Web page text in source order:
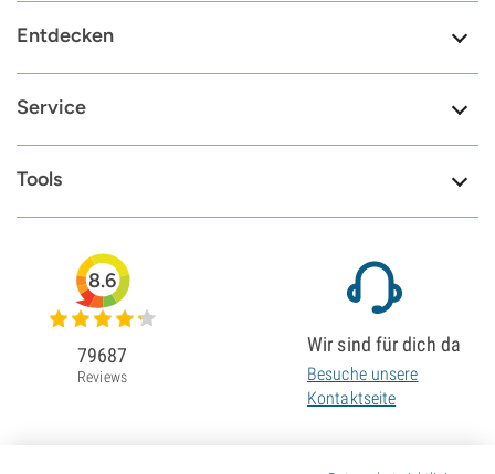
Entdecken
Service
Tools
8.6
79687
Reviews
Wir sind für dich da
Besuche unsere
Kontaktseite